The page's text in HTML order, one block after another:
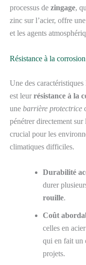
processus de zingage,
zinc sur l’acier, offre
et les agents
Résistance à la corrosion
Une des
est leur résistance à la
une barrière protectrice
pénétrer directement
crucial pour les
climatiques difficiles.
Durabilité
durer
rouille.
Coût
celles en
qui en fait un
projets.